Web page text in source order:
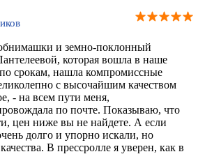
и земно-поклонный
которая вошла в наше
срокам, нашла компромиссные
с высочайшим качеством
- на всем пути меня,
по почте. Показываю, что
цен ниже вы не найдете. А если
долго и упорно искали, но
В прессролле я уверен, как в